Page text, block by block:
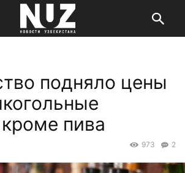
подняло цены
пива
2
973